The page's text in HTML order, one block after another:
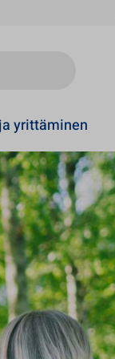
yrittäminen